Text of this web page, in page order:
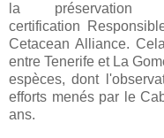
la
certification
Cetacean Alliance.
entre Tenerife et La
espèces, dont
efforts menés par le
ans.